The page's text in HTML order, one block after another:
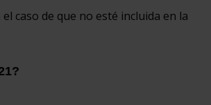
caso de que no esté incluida en la